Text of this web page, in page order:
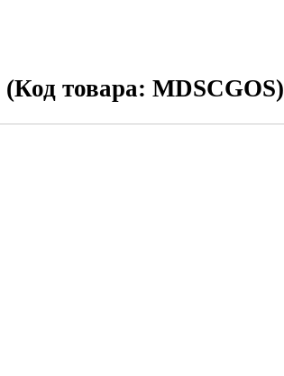
(Код товара: MDSCGOS)